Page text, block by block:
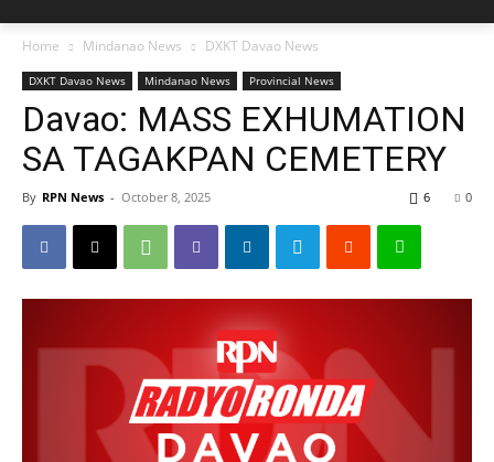
Home Mindanao News DXKT Davao News
DXKT Davao News Mindanao News Provincial News
Davao: MASS EXHUMATION
SA TAGAKPAN CEMETERY
By RPN News - October 8, 2025 0
6